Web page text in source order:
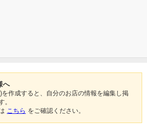
へ
作成すると、自分のお店の情報を編集し掲
。
こちら をご確認ください。